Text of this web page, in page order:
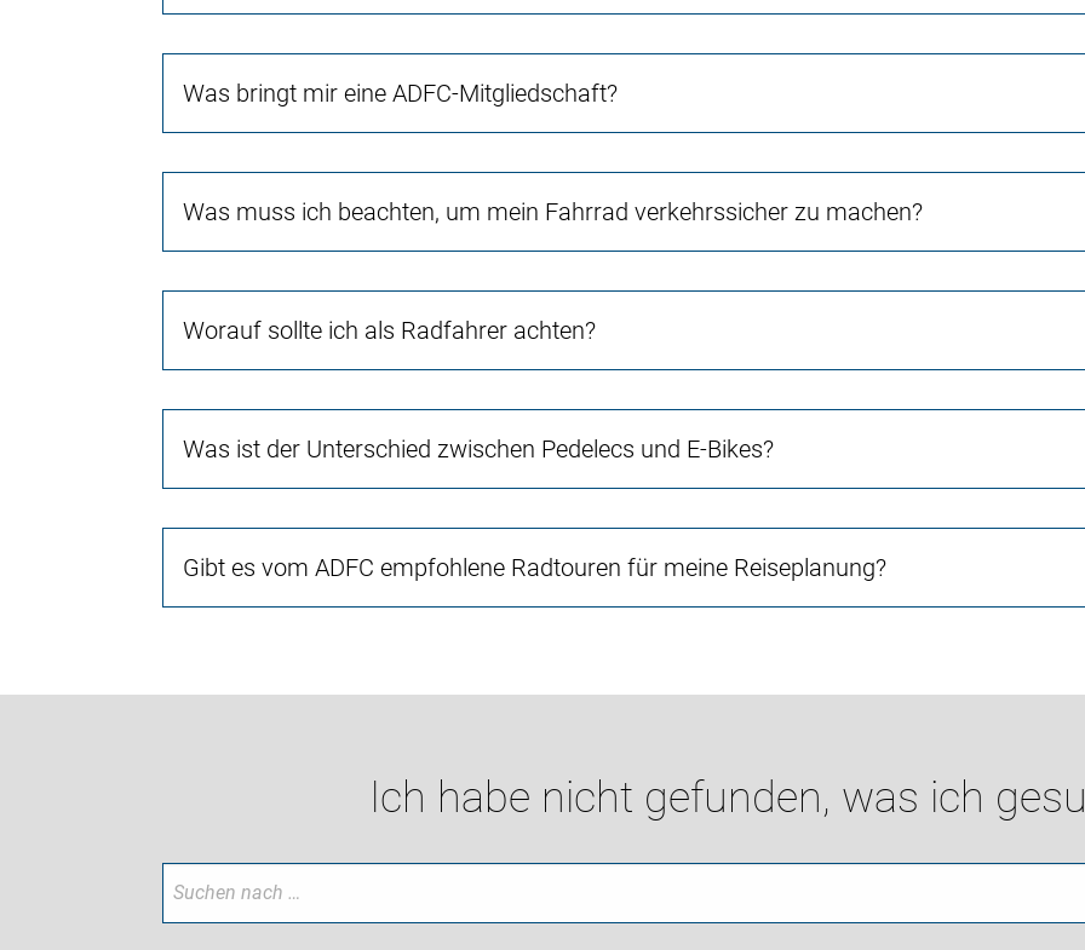
Was bringt mir eine ADFC-Mitgliedschaft?
Was muss ich beachten, um mein Fahrrad verkehrssicher zu machen?
Worauf sollte ich als Radfahrer achten?
Was ist der Unterschied zwischen Pedelecs und E-Bikes?
Gibt es vom ADFC empfohlene Radtouren für meine Reiseplanung?
Ich habe nicht gefunden, was ich